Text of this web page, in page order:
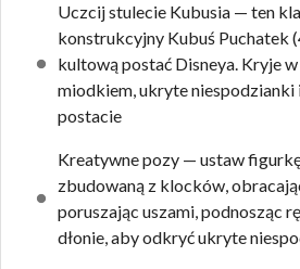
Uczcij stulecie Kubusia — ten
konstrukcyjny Kubuś Puchatek
kultową postać Disneya. Kryje
miodkiem, ukryte niespodzianki
postacie
Kreatywne pozy — ustaw
zbudowaną z klocków,
poruszając uszami, podnosząc
dłonie, aby odkryć ukryte